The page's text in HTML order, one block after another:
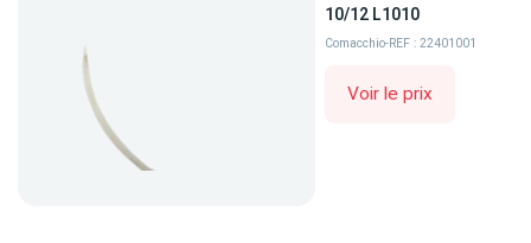
10/12 L1010
Comacchio-REF : 22401001
Voir le prix